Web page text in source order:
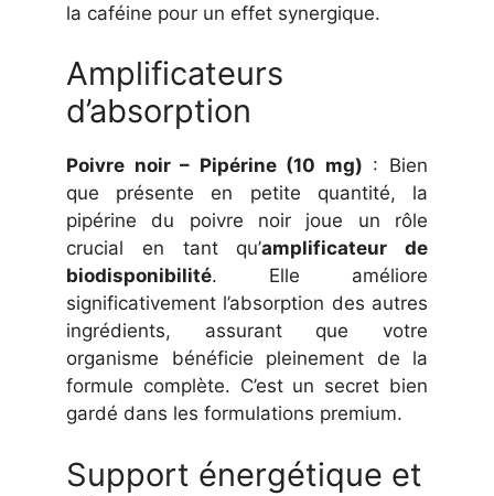
la caféine pour un effet synergique.
Amplificateurs
d’absorption
Poivre noir – Pipérine (10 mg) : Bien
que présente en petite quantité, la
pipérine du poivre noir joue un rôle
crucial en tant qu’amplificateur de
biodisponibilité. Elle améliore
significativement l’absorption des autres
ingrédients, assurant que votre
organisme bénéficie pleinement de la
formule complète. C’est un secret bien
gardé dans les formulations premium.
Support énergétique et